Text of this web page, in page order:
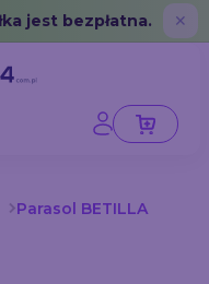
format
jest bezpłatna. ✕
Parasol BETILLA